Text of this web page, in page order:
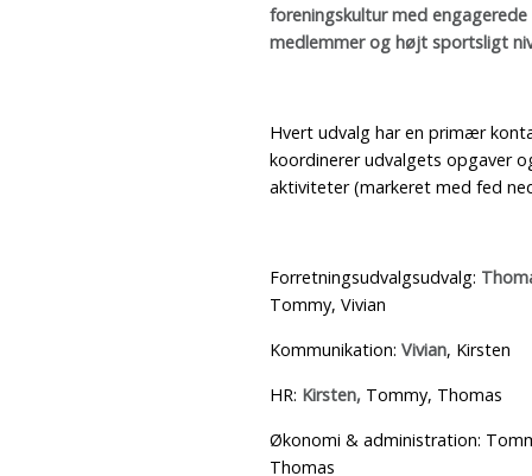
foreningskultur med engagerede
medlemmer og højt sportsligt
Hvert udvalg har en primær
koordinerer udvalgets opgaver
aktiviteter (markeret med fed
Forretningsudvalgsudvalg:
Tommy, Vivian
Kommunikation: Vivian, Kirsten
HR: Kirsten, Tommy, Thomas
Økonomi & administration:
Thomas